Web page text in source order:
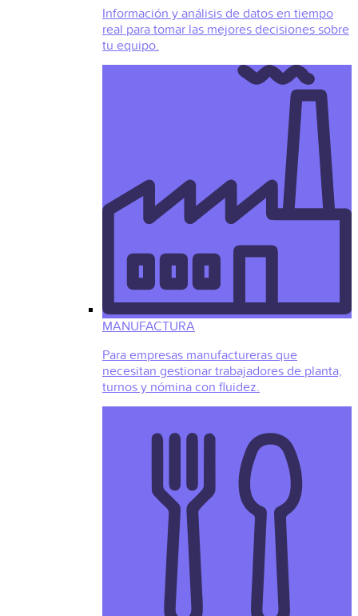
Información y análisis de datos en tiempo
real para tomar las mejores decisiones sobre
tu equipo.
MANUFACTURA
Para empresas manufactureras que
necesitan gestionar trabajadores de planta,
turnos y nómina con fluidez.